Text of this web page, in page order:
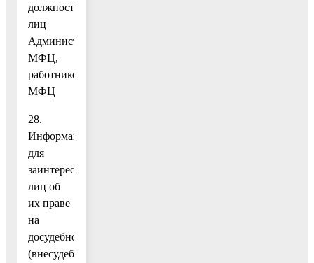
должностных
лиц
Администрации,
МФЦ,
работников
МФЦ
28.
Информация
для
заинтересованных
лиц об
их праве
на
досудебное
(внесудебное)